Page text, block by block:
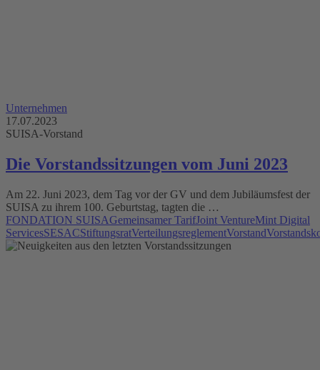
Unternehmen
17.07.2023
SUISA-Vorstand
Die Vorstandssitzungen vom Juni 2023
Am 22. Juni 2023, dem Tag vor der GV und dem Jubiläumsfest der
SUISA zu ihrem 100. Geburtstag, tagten die …
FONDATION SUISAGemeinsamer TarifJoint VentureMint Digital
ServicesSESACStiftungsratVerteilungsreglementVorstand